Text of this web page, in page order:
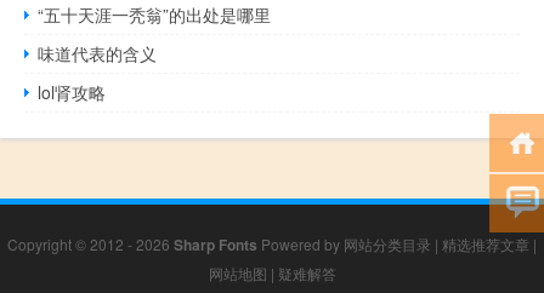
“五十天涯一秃翁”的出处是哪里
味道代表的含义
lol肾攻略
Copyright © 2012 - 2026 Sharp Fonts Powered by 网站分类目录 | 精选推荐文章 |
网站地图 | 疑难解答